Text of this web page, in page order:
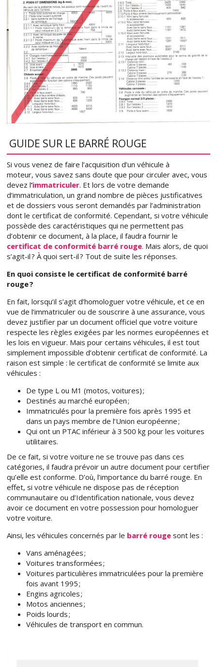
GUIDE SUR LE BARRÉ ROUGE
Si vous venez de faire l’acquisition d’un véhicule à
moteur, vous savez sans doute que pour circuler avec, vous
devez l’immatriculer. Et lors de votre demande
d’immatriculation, un grand nombre de pièces justificatives
et de dossiers vous seront demandés par l’administration
dont le certificat de conformité. Cependant, si votre véhicule
possède des caractéristiques qui ne permettent pas
d’obtenir ce document, à la place, il faudra fournir le
certificat de conformité barré rouge. Mais alors, de quoi
s’agit-il ? À quoi sert-il ? Tout de suite les réponses.
En quoi consiste le certificat de conformité barré
rouge ?
En fait, lorsqu’il s’agit d’homologuer votre véhicule, et ce en
vue de l’immatriculer ou de souscrire à une assurance, vous
devez justifier par un document officiel que votre voiture
respecte les règles exigées par les normes européennes et
les lois en vigueur. Mais pour certains véhicules, il est tout
simplement impossible d’obtenir certificat de conformité. La
raison est simple : le certificat de conformité se limite aux
véhicules :
De type L ou M1 (motos, voitures) ;
Destinés au marché européen ;
Immatriculés pour la première fois après 1995 et
dans un pays membre de l’Union européenne ;
Qui ont un PTAC inférieur à 3 500 kg pour les voitures
utilitaires.
De ce fait, si votre voiture ne se trouve pas dans ces
catégories, il faudra prévoir un autre document pour certifier
qu’elle est conforme. D’où, l’importance du barré rouge. En
effet, si votre véhicule ne dispose pas de réception
communautaire ou d’Identification nationale, vous devez
avoir ce document en votre possession pour homologuer
votre voiture.
Ainsi, les véhicules concernés par le barré rougesont les :
Vans aménagées ;
Voitures transformées ;
Voitures particulières immatriculées pour la première
fois avant 1995 ;
Engins agricoles ;
Motos anciennes ;
Poids lourds ;
Véhicules de transport en commun.